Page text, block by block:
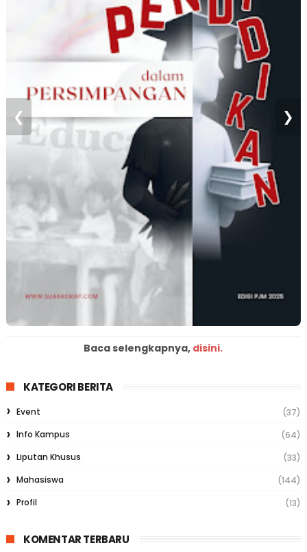
❮ ❯
Baca selengkapnya, disini.
KATEGORI BERITA
Event
(37)
Info Kampus
(64)
Liputan Khusus
(33)
Mahasiswa
(144)
Profil
(13)
KOMENTAR TERBARU